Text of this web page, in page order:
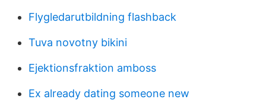
Flygledarutbildning flashback
Tuva novotny bikini
Ejektionsfraktion amboss
Ex already dating someone new